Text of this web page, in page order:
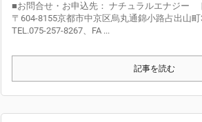
■お問合せ・お申込先： ナチュラルエナジー
〒604-8155京都市中京区烏丸通錦小路占出山
TEL.075-257-8267、FA ...
記事を読む